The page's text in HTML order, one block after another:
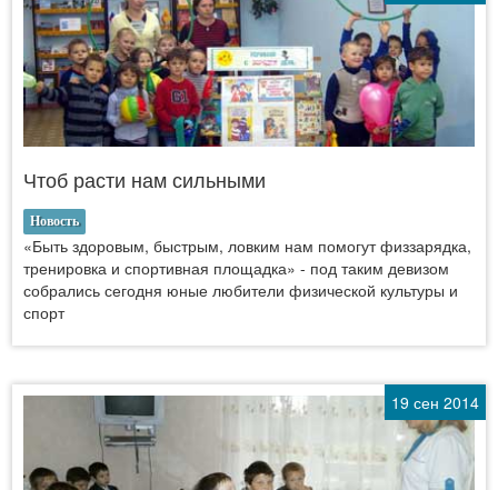
Чтоб расти нам сильными
Новость
«Быть здоровым, быстрым, ловким нам помогут физзарядка,
тренировка и спортивная площадка» - под таким девизом
собрались сегодня юные любители физической культуры и
спорт
19 сен 2014